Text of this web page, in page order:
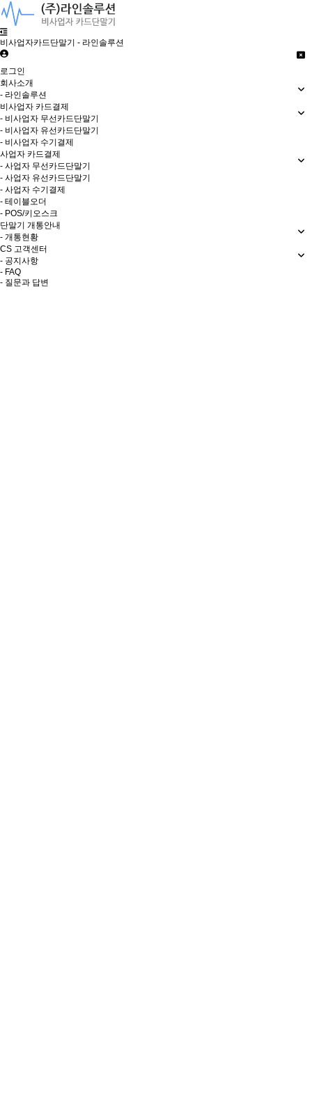
비사업자카드단말기 - 라인솔루션
로그인
회사소개
- 라인솔루션
비사업자 카드결제
- 비사업자 무선카드단말기
- 비사업자 유선카드단말기
- 비사업자 수기결제
사업자 카드결제
- 사업자 무선카드단말기
- 사업자 유선카드단말기
- 사업자 수기결제
- 테이블오더
- POS/키오스크
단말기 개통안내
- 개통현황
CS 고객센터
- 공지사항
- FAQ
- 질문과 답변